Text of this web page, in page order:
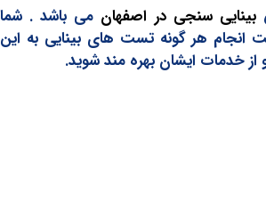
سنجی در اصفهانمی باشد . شما
هر گونه تست های بینایی به این
ایشان بهره مند شوید.